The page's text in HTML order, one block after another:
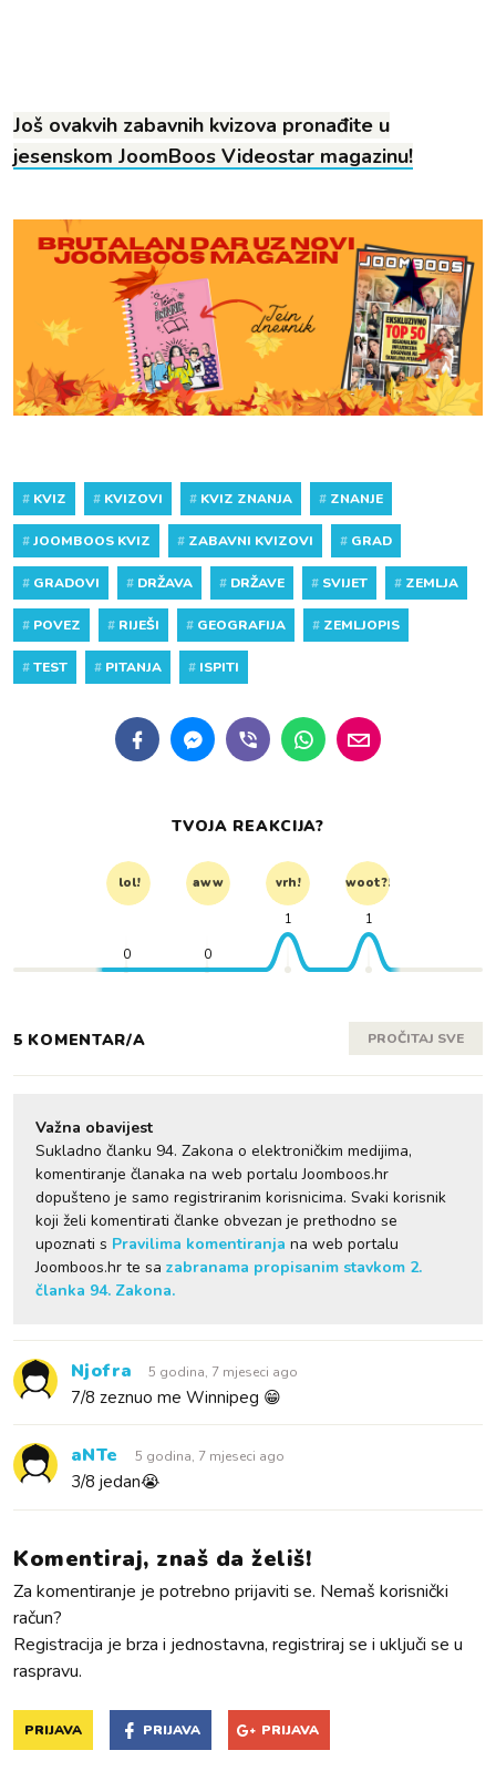
Još ovakvih zabavnih kvizova pronađite u
jesenskom JoomBoos Videostar magazinu!
# KVIZ # KVIZOVI # KVIZ ZNANJA # ZNANJE
#JOOMBOOS KVIZ # ZABAVNI KVIZOVI # GRAD
# GRADOVI # DRŽAVA # DRŽAVE # SVIJET # ZEMLJA
# POVEZ # RIJEŠI # GEOGRAFIJA # ZEMLJOPIS
#TEST # PITANJA # ISPITI
TVOJA REAKCIJA?
lol! aww vrh! woot?!
0 0
1 1
5 KOMENTAR/A PROČITAJ SVE
Važna obavijest
Sukladno članku 94. Zakona o elektroničkim medijima,
komentiranje članaka na web portalu Joomboos.hr
dopušteno je samo registriranim korisnicima. Svaki korisnik
koji želi komentirati članke obvezan je prethodno se
upoznati s Pravilima komentiranja na web portalu
Joomboos.hr te sa zabranama propisanim stavkom 2.
članka 94. Zakona.
Njofra 5 godina, 7 mjeseci ago
7/8 zeznuo me Winnipeg 😁
aNTe 5 godina, 7 mjeseci ago
3/8 jedan😭
Komentiraj, znaš da želiš!
Za komentiranje je potrebno prijaviti se. Nemaš korisnički
račun?
Registracija je brza i jednostavna, registriraj se i uključi se u
raspravu.
PRIJAVA PRIJAVA PRIJAVA